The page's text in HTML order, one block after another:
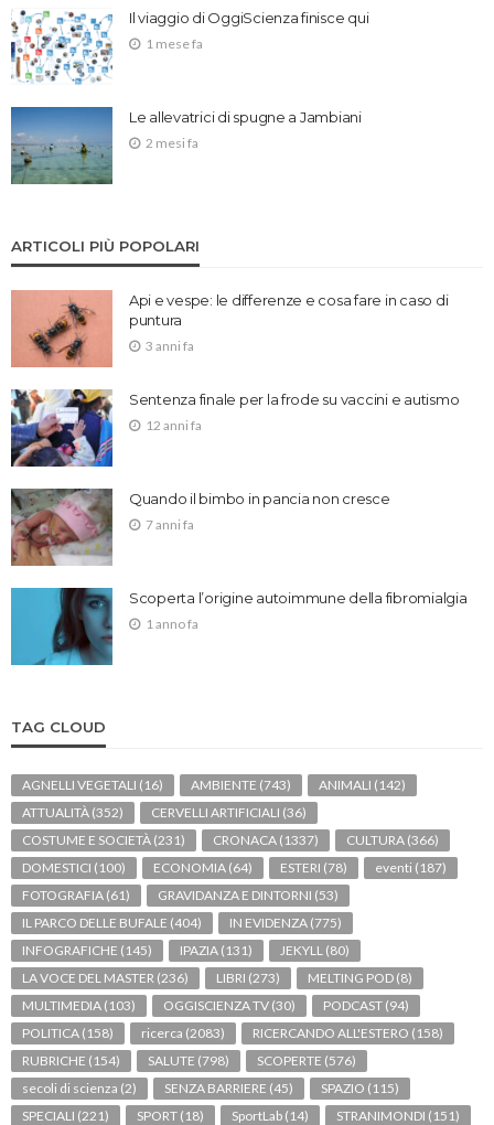
Il viaggio di OggiScienza finisce qui
1 mese fa
Le allevatrici di spugne a Jambiani
2 mesi fa
ARTICOLI PIÙ POPOLARI
Api e vespe: le differenze e cosa fare in caso di
puntura
3 anni fa
Sentenza finale per la frode su vaccini e autismo
12 anni fa
Quando il bimbo in pancia non cresce
7 anni fa
Scoperta l’origine autoimmune della fibromialgia
1 anno fa
TAG CLOUD
AGNELLI VEGETALI (16) AMBIENTE (743) ANIMALI (142)
ATTUALITÀ (352) CERVELLI ARTIFICIALI (36)
COSTUME E SOCIETÀ (231) CRONACA (1337) CULTURA (366)
DOMESTICI (100) ECONOMIA (64) ESTERI (78) eventi (187)
FOTOGRAFIA (61) GRAVIDANZA E DINTORNI (53)
IL PARCO DELLE BUFALE (404) IN EVIDENZA (775)
INFOGRAFICHE (145) IPAZIA (131) JEKYLL (80)
LA VOCE DEL MASTER (236) LIBRI (273) MELTING POD (8)
MULTIMEDIA (103) OGGISCIENZA TV (30) PODCAST (94)
POLITICA (158) ricerca (2083) RICERCANDO ALL'ESTERO (158)
RUBRICHE (154) SALUTE (798) SCOPERTE (576)
secoli di scienza (2) SENZA BARRIERE (45) SPAZIO (115)
SPECIALI (221) SPORT (18) SportLab (14) STRANIMONDI (151)